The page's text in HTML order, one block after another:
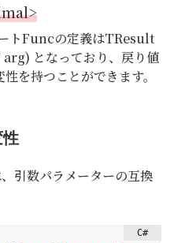
トFuncの定義はTResult
となっており、戻り値
を持つことができます。
性
引数パラメーターの互換